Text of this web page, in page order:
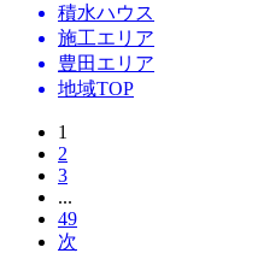
積水ハウス
施工エリア
豊田エリア
地域TOP
1
2
3
...
49
次